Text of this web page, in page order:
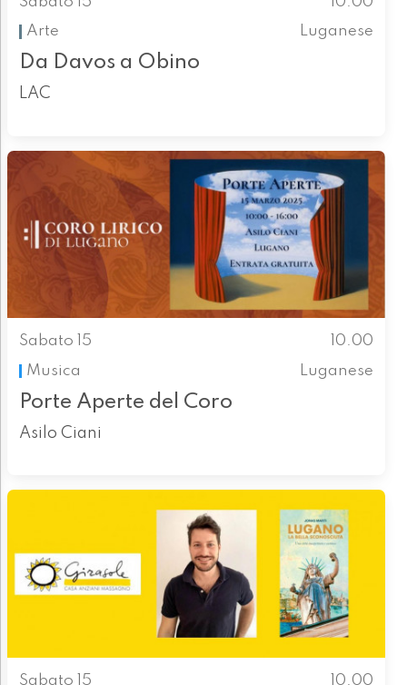
Arte
Luganese
Da Davos a Obino
LAC
Sabato 15
10.00
Musica
Luganese
Porte Aperte del Coro
Asilo Ciani
Sabato 15
10.00